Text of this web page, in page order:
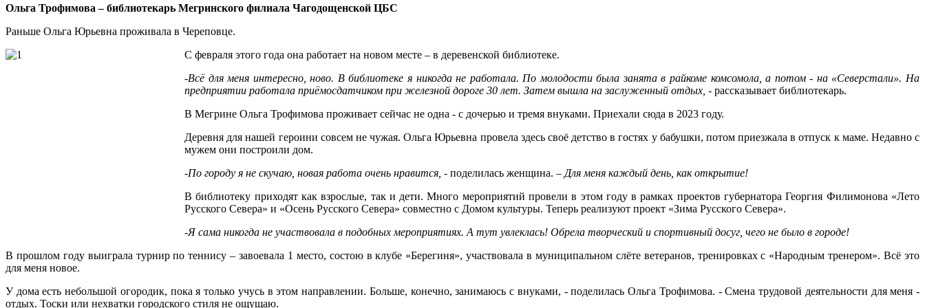
Ольга Трофимова – библиотекарь Мегринского филиала Чагодощенской ЦБС
Раньше Ольга Юрьевна проживала в Череповце.
С февраля этого года она работает на новом месте – в деревенской библиотеке.
-Всё для меня интересно, ново. В библиотеке я никогда не работала. По молодости была занята в райкоме комсомола, а потом - на «Северстали». На
предприятии работала приёмосдатчиком при железной дороге 30 лет. Затем вышла на заслуженный отдых, - рассказывает библиотекарь.
В Мегрине Ольга Трофимова проживает сейчас не одна - с дочерью и тремя внуками. Приехали сюда в 2023 году.
Деревня для нашей героини совсем не чужая. Ольга Юрьевна провела здесь своё детство в гостях у бабушки, потом приезжала в отпуск к маме. Недавно с
мужем они построили дом.
-По городу я не скучаю, новая работа очень нравится, - поделилась женщина. – Для меня каждый день, как открытие!
В библиотеку приходят как взрослые, так и дети. Много мероприятий провели в этом году в рамках проектов губернатора Георгия Филимонова «Лето
Русского Севера» и «Осень Русского Севера» совместно с Домом культуры. Теперь реализуют проект «Зима Русского Севера».
-Я сама никогда не участвовала в подобных мероприятиях. А тут увлеклась! Обрела творческий и спортивный досуг, чего не было в городе!
В прошлом году выиграла турнир по теннису – завоевала 1 место, состою в клубе «Берегиня», участвовала в муниципальном слёте ветеранов, тренировках с «Народным тренером». Всё это
для меня новое.
У дома есть небольшой огородик, пока я только учусь в этом направлении. Больше, конечно, занимаюсь с внуками, - поделилась Ольга Трофимова. - Смена трудовой деятельности для меня -
отдых. Тоски или нехватки городского стиля не ощущаю.